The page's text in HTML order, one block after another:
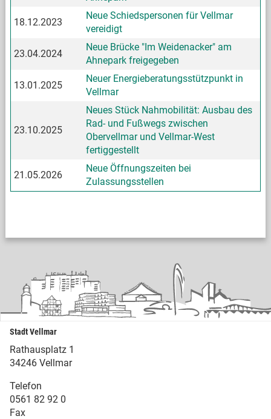
18.12.2023
Neue Schiedspersonen für Vellmar
vereidigt
23.04.2024
Neue Brücke "Im Weidenacker" am
Ahnepark freigegeben
13.01.2025
Neuer Energieberatungsstützpunkt in
Vellmar
23.10.2025
Neues Stück Nahmobilität: Ausbau des
Rad- und Fußwegs zwischen
Obervellmar und Vellmar-West
fertiggestellt
21.05.2026
Neue Öffnungszeiten bei
Zulassungsstellen
Stadt Vellmar
Rathausplatz 1
34246 Vellmar
Telefon
0561 82 92 0
Fax